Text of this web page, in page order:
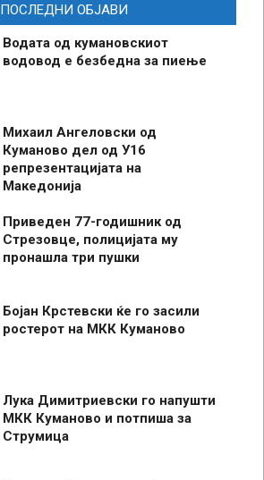
ПОСЛЕДНИ ОБЈАВИ
Водата од кумановскиот
водовод е безбедна за пиење
Михаил Ангеловски од
Куманово дел од У16
репрезентацијата на
Македонија
Приведен 77-годишник од
Стрезовце, полицијата му
пронашла три пушки
Бојан Крстевски ќе го засили
ростерот на МКК Куманово
Лука Димитриевски го напушти
МКК Куманово и потпиша за
Струмица